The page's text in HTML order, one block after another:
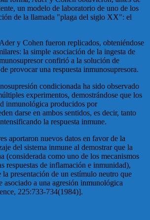
un modelo de laboratorio de uno de los
de la llamada "plaga del siglo XX": el
y Cohen fueron replicados, obteniéndose
la simple asociación de la ingesta de
confirió a la solución de
provocar una respuesta inmunosupresora.
condicionada ha sido observado
experimentos, demostrándose que los
inmunológica producidos por
darse en ambos sentidos, es decir, tanto
la respuesta inmune.
aportaron nuevos datos en favor de la
del sistema inmune al demostrar que la
(considerada como uno de los mecanismos
respuestas de inflamación e inmunidad),
la presentación de un estímulo neutro que
asociado a una agresión inmunológica
225:733-734(1984)].